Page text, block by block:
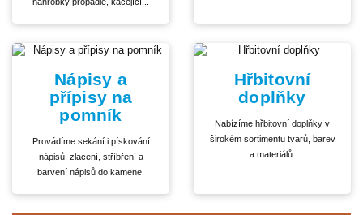
Nápisy a
přípisy na
pomník
Provádíme sekání i pískování
nápisů, zlacení, stříbření a
barvení nápisů do kamene.
Hřbitovní
doplňky
Nabízíme hřbitovní doplňky v
širokém sortimentu tvarů, barev
a materiálů.